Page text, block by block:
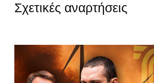
Σχετικές αναρτήσεις